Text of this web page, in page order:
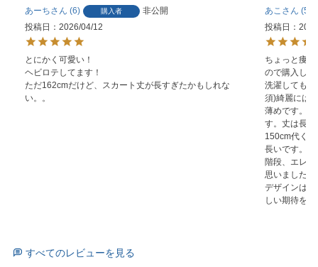
あーち 6 購入者
非公開
投稿日
2026/04/12
とにかく可愛い！
ヘビロテしてます！
ただ162cmだけど、スカート丈が長すぎたかもしれな
い。。
あこ
5
投稿日
ちょっと痩
ので購入しま
洗濯しても
須)綺麗には
薄めです。
す。丈は長
150cm代く
長いです。
階段、エレ
思いました。
デザインは
しい期待を
すべてのレビューを見る